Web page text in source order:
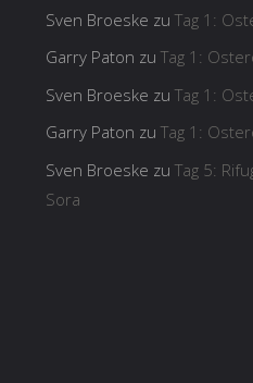
Sven Broeske zu Tag 1:
Garry Paton zu Tag 1:
Sven Broeske zu Tag 1:
Garry Paton zu Tag 1:
Sven Broeske zu Tag 5:
Sora